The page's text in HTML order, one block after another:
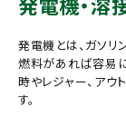
発電機とは、ガソリ
燃料があれば容易
時やレジャー、アウ
す。